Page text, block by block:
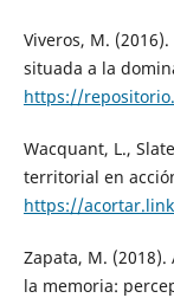
Viveros, M.
situada a la
https://
Wacquant, L.,
territorial en
https://
Zapata, M.
la memoria: